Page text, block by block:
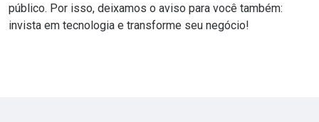
público. Por isso, deixamos o aviso para você também:
invista em tecnologia e transforme seu negócio!